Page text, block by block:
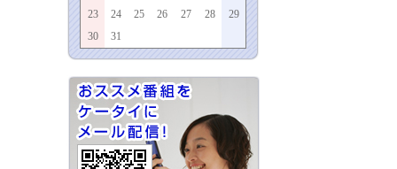
23
24 25 26 27 28
29
30
31